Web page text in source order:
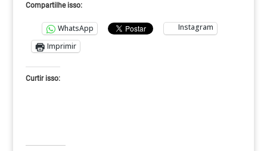
Compartilhe isso:
WhatsApp
Instagram
Imprimir
Curtir isso: